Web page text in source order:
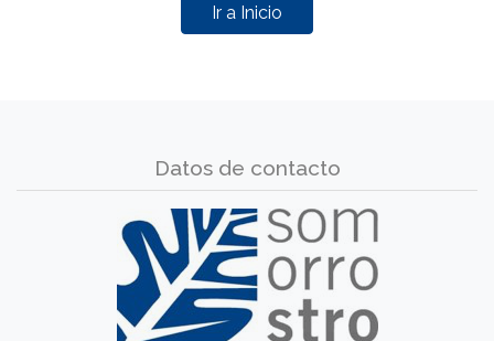
Ir a Inicio
Datos de contacto